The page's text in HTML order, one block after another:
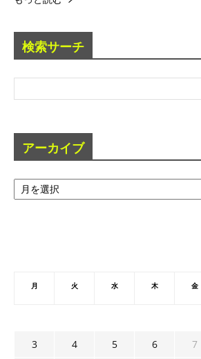
検索サーチ
アーカイブ
ア
ー
月 火 水 木 金
3
4 5 6 7